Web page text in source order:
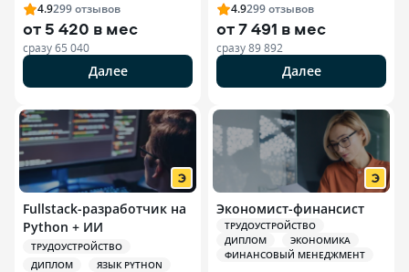
4.9299отзывов
от 5 420 в мес
сразу65 040
Далее
4.9299отзывов
от7 491 в мес
сразу89 892
Далее
Fullstack-разработчик на
Python + ИИ
ТРУДОУСТРОЙСТВО
ДИПЛОМ
ЯЗЫК PYTHON
Экономист-финансист
ТРУДОУСТРОЙСТВО
ДИПЛОМ
ЭКОНОМИКА
ФИНАНСОВЫЙ МЕНЕДЖМЕНТ